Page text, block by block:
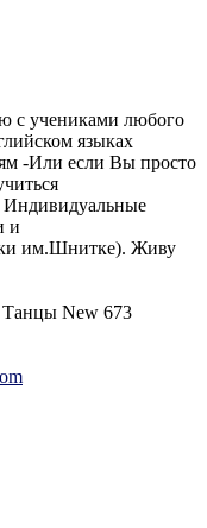
с учениками любого
языках
-Или если Вы просто
Индивидуальные
и
им.Шнитке). Живу
Танцы New 673